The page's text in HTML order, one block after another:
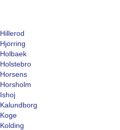
Hillerod
Hjorring
Holbaek
Holstebro
Horsens
Horsholm
Ishoj
Kalundborg
Koge
Kolding